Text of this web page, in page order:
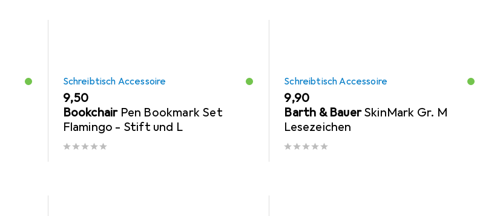
Schreibtisch Accessoire
EUR
9,50
Bookchair Pen Bookmark Set
Flamingo - Stift und L
Schreibtisch Accessoire
EUR
9,90
Barth & Bauer SkinMark Gr. M
Lesezeichen